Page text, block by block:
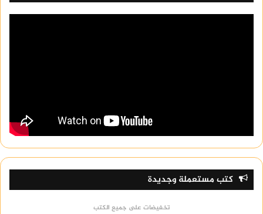
كتب مستعملة وجديدة
تخفيضات على جميع الكتب